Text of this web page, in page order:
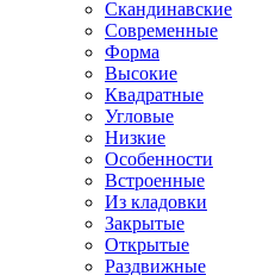
Скандинавские
Современные
Форма
Высокие
Квадратные
Угловые
Низкие
Особенности
Встроенные
Из кладовки
Закрытые
Открытые
Раздвижные